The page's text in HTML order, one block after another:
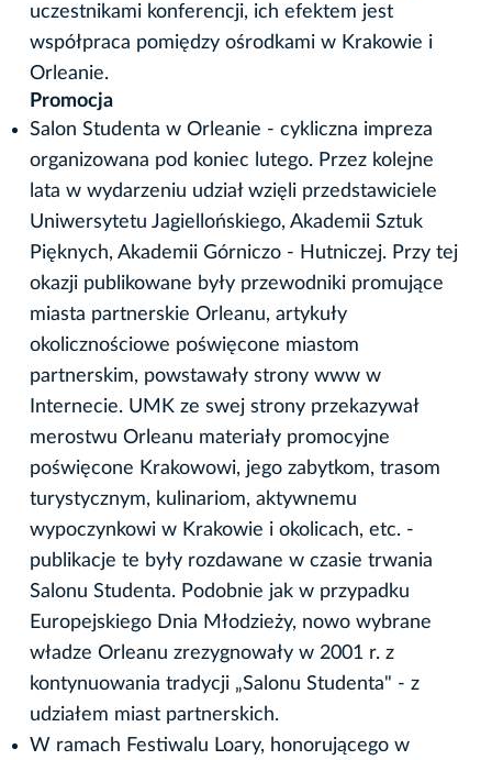
uczestnikami konferencji, ich efektem jest
współpraca pomiędzy ośrodkami w Krakowie i
Orleanie.
Promocja
Salon Studenta w Orleanie - cykliczna impreza
organizowana pod koniec lutego. Przez kolejne
lata w wydarzeniu udział wzięli przedstawiciele
Uniwersytetu Jagiellońskiego, Akademii Sztuk
Pięknych, Akademii Górniczo - Hutniczej. Przy tej
okazji publikowane były przewodniki promujące
miasta partnerskie Orleanu, artykuły
okolicznościowe poświęcone miastom
partnerskim, powstawały strony www w
Internecie. UMK ze swej strony przekazywał
merostwu Orleanu materiały promocyjne
poświęcone Krakowowi, jego zabytkom, trasom
turystycznym, kulinariom, aktywnemu
wypoczynkowi w Krakowie i okolicach, etc. -
publikacje te były rozdawane w czasie trwania
Salonu Studenta. Podobnie jak w przypadku
Europejskiego Dnia Młodzieży, nowo wybrane
władze Orleanu zrezygnowały w 2001 r. z
kontynuowania tradycji „Salonu Studenta" - z
udziałem miast partnerskich.
W ramach Festiwalu Loary, honorującego w